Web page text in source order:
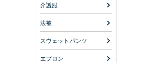
介護服
法被
スウェットパンツ
エプロン